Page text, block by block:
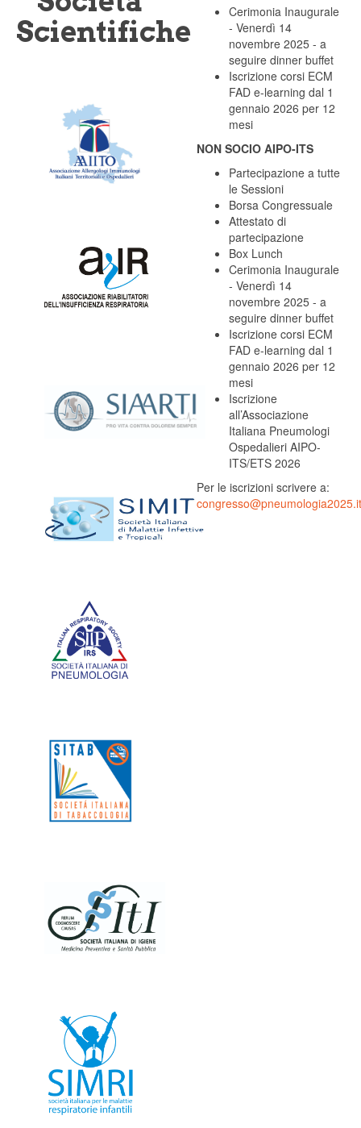
Scientifiche
Cerimonia Inaugurale
- Venerdì 14
novembre 2025 - a
seguire dinner buffet
Iscrizione corsi ECM
FAD e-learning dal 1
gennaio 2026 per 12
mesi
NON SOCIO AIPO-ITS
Partecipazione a tutte
le Sessioni
Borsa Congressuale
Attestato di
partecipazione
Box Lunch
Cerimonia Inaugurale
- Venerdì 14
novembre 2025 - a
seguire dinner buffet
Iscrizione corsi ECM
FAD e-learning dal 1
gennaio 2026 per 12
mesi
Iscrizione
all’Associazione
Italiana Pneumologi
Ospedalieri AIPO-
ITS/ETS 2026
Per le iscrizioni scrivere a:
congresso@pneumologia2025.it